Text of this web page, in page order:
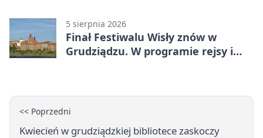
odwrócili losy meczu
5 sierpnia 2026
Finał Festiwalu Wisły znów w
Grudziądzu. W programie rejsy i
<< Poprzedni
Kwiecień w grudziądzkiej bibliotece zaskoczy